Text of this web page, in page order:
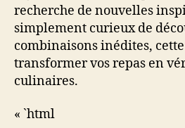
recherche de nouvelles
simplement curieux de
combinaisons inédites,
transformer vos repas en
culinaires.
« `html